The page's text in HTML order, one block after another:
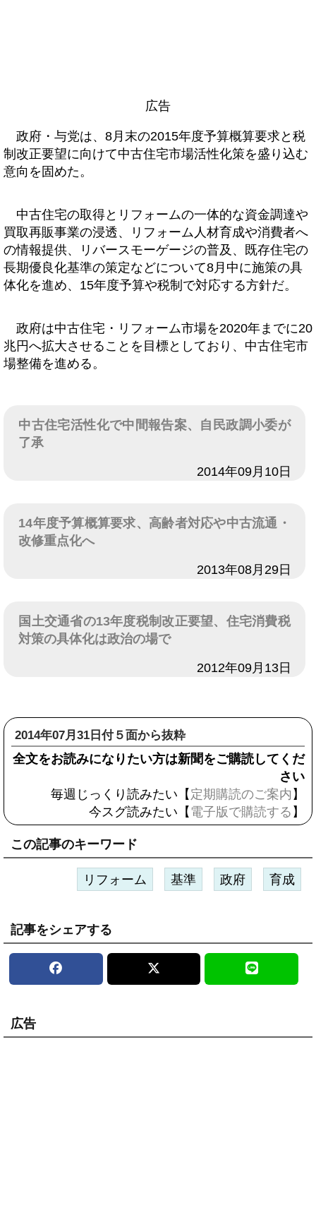
広告
政府・与党は、8月末の2015年度予算概算要求と税
制改正要望に向けて中古住宅市場活性化策を盛り込む
意向を固めた。
中古住宅の取得とリフォームの一体的な資金調達や
買取再販事業の浸透、リフォーム人材育成や消費者へ
の情報提供、リバースモーゲージの普及、既存住宅の
長期優良化基準の策定などについて8月中に施策の具
体化を進め、15年度予算や税制で対応する方針だ。
政府は中古住宅・リフォーム市場を2020年までに20
兆円へ拡大させることを目標としており、中古住宅市
場整備を進める。
中古住宅活性化で中間報告案、自民政調小委が
了承
2014年09月10日
14年度予算概算要求、高齢者対応や中古流通・
改修重点化へ
2013年08月29日
国土交通省の13年度税制改正要望、住宅消費税
対策の具体化は政治の場で
2012年09月13日
2014年07月31日付５面から抜粋
全文をお読みになりたい方は新聞をご購読してくだ
さい
毎週じっくり読みたい【 定期購読のご案内 】
今スグ読みたい【 電子版で購読する 】
この記事のキーワード
リフォーム 基準 政府 育成
記事をシェアする
広告